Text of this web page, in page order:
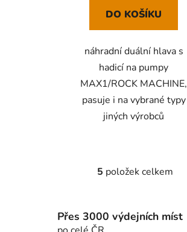
DO KOŠÍKU
náhradní duální hlava s
hadicí na pumpy
MAX1/ROCK MACHINE,
pasuje i na vybrané typy
jiných výrobců
O
á
5 položek celkem
Přes 3000 výdejních míst